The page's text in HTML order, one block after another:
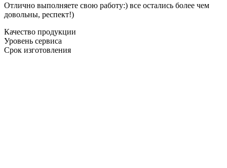
Отлично выполняете свою работу:) все остались более чем
довольны, респект!)
Качество продукции
Уровень сервиса
Срок изготовления